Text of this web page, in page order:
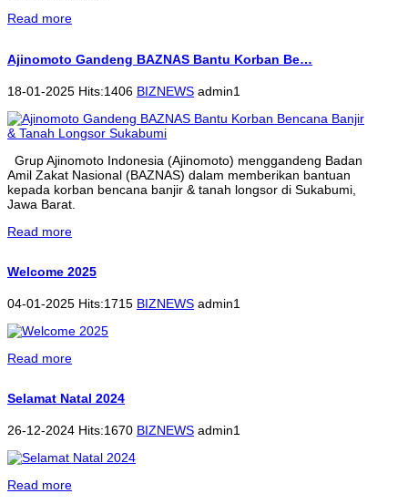
Read more
Ajinomoto Gandeng BAZNAS Bantu Korban Be…
18-01-2025 Hits:1406 BIZNEWS admin1
Grup Ajinomoto Indonesia (Ajinomoto) menggandeng Badan
Amil Zakat Nasional (BAZNAS) dalam memberikan bantuan
kepada korban bencana banjir & tanah longsor di Sukabumi,
Jawa Barat.
Read more
Welcome 2025
04-01-2025 Hits:1715 BIZNEWS admin1
Read more
Selamat Natal 2024
26-12-2024 Hits:1670 BIZNEWS admin1
Read more